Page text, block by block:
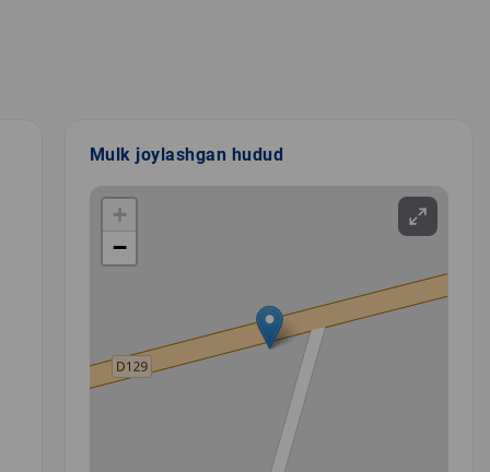
Mulk joylashgan hudud
+
−